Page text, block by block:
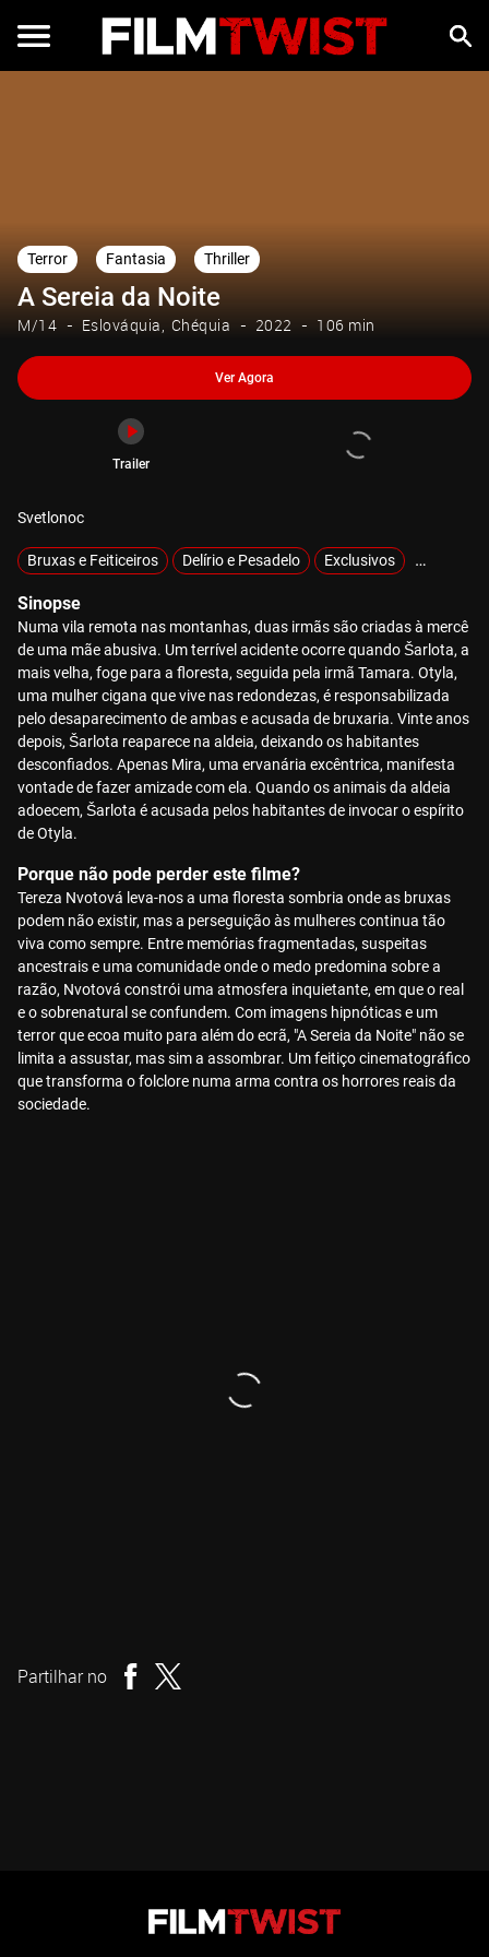
Terror Fantasia Thriller
A Sereia da Noite
M/14 Eslováquia Chéquia 2022 106 min
Ver Agora
Trailer
Svetlonoc
Bruxas e Feiticeiros Delírio e Pesadelo Exclusivos Girl Power
Sinopse
Numa vila remota nas montanhas, duas irmãs são criadas à mercê
de uma mãe abusiva. Um terrível acidente ocorre quando Šarlota, a
mais velha, foge para a floresta, seguida pela irmã Tamara. Otyla,
uma mulher cigana que vive nas redondezas, é responsabilizada
pelo desaparecimento de ambas e acusada de bruxaria. Vinte anos
depois, Šarlota reaparece na aldeia, deixando os habitantes
desconfiados. Apenas Mira, uma ervanária excêntrica, manifesta
vontade de fazer amizade com ela. Quando os animais da aldeia
adoecem, Šarlota é acusada pelos habitantes de invocar o espírito
de Otyla.
Porque não pode perder este filme?
Tereza Nvotová leva-nos a uma floresta sombria onde as bruxas
podem não existir, mas a perseguição às mulheres continua tão
viva como sempre. Entre memórias fragmentadas, suspeitas
ancestrais e uma comunidade onde o medo predomina sobre a
razão, Nvotová constrói uma atmosfera inquietante, em que o real
e o sobrenatural se confundem. Com imagens hipnóticas e um
terror que ecoa muito para além do ecrã, "A Sereia da Noite" não se
limita a assustar, mas sim a assombrar. Um feitiço cinematográfico
que transforma o folclore numa arma contra os horrores reais da
sociedade.
Partilhar no